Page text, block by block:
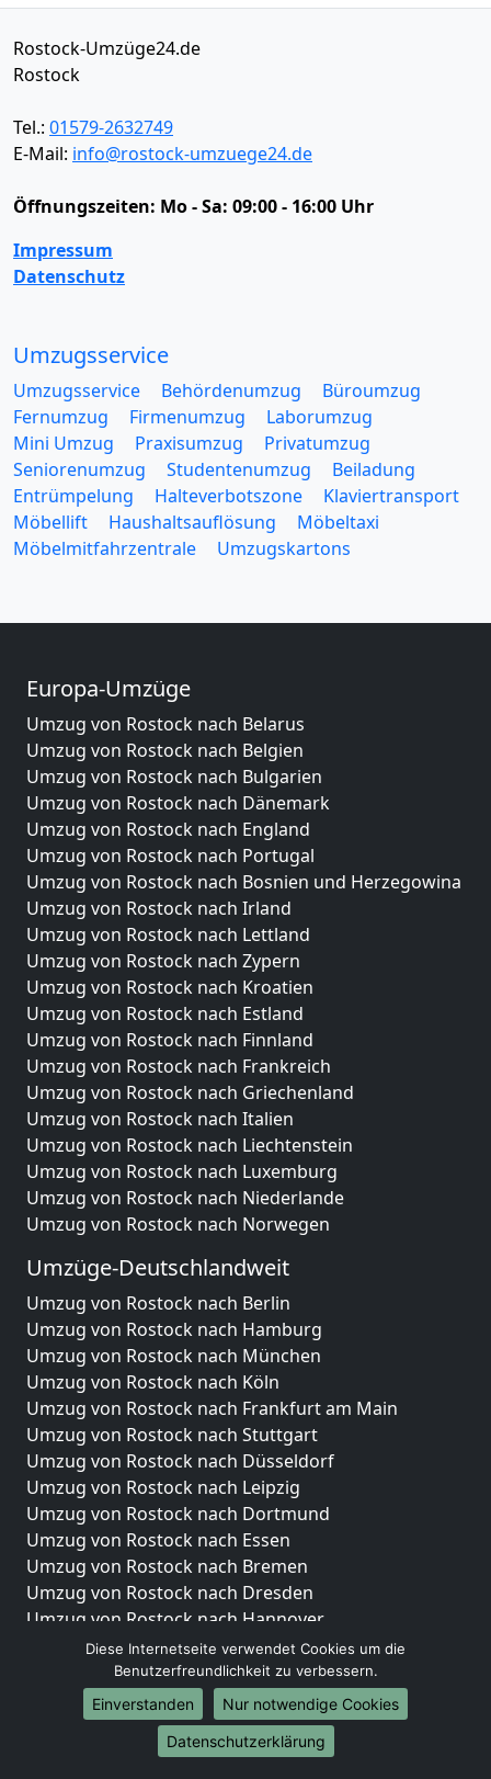
Rostock-Umzüge24.de
Rostock
Tel.: 01579-2632749
E-Mail: info@rostock-umzuege24.de
Öffnungszeiten: Mo - Sa: 09:00 - 16:00 Uhr
Impressum
Datenschutz
Umzugsservice
Umzugsservice Behördenumzug
Büroumzug
Fernumzug
Firmenumzug
Laborumzug
Mini Umzug
Praxisumzug
Privatumzug
Seniorenumzug
Studentenumzug
Beiladung
Entrümpelung
Halteverbotszone
Klaviertransport
Möbellift
Haushaltsauflösung
Möbeltaxi
Möbelmitfahrzentrale
Umzugskartons
Europa-Umzüge
Umzug von Rostock nach Belarus
Umzug von Rostock nach Belgien
Umzug von Rostock nach Bulgarien
Umzug von Rostock nach Dänemark
Umzug von Rostock nach England
Umzug von Rostock nach Portugal
Umzug von Rostock nach Bosnien und Herzegowina
Umzug von Rostock nach Irland
Umzug von Rostock nach Lettland
Umzug von Rostock nach Zypern
Umzug von Rostock nach Kroatien
Umzug von Rostock nach Estland
Umzug von Rostock nach Finnland
Umzug von Rostock nach Frankreich
Umzug von Rostock nach Griechenland
Umzug von Rostock nach Italien
Umzug von Rostock nach Liechtenstein
Umzug von Rostock nach Luxemburg
Umzug von Rostock nach Niederlande
Umzug von Rostock nach Norwegen
Umzüge-Deutschlandweit
Umzug von Rostock nach Berlin
Umzug von Rostock nach Hamburg
Umzug von Rostock nach München
Umzug von Rostock nach Köln
Umzug von Rostock nach Frankfurt am Main
Umzug von Rostock nach Stuttgart
Umzug von Rostock nach Düsseldorf
Umzug von Rostock nach Leipzig
Umzug von Rostock nach Dortmund
Umzug von Rostock nach Essen
Umzug von Rostock nach Bremen
Umzug von Rostock nach Dresden
Umzug von Rostock nach Hannover
Umzug von Rostock nach Nürnberg
Umzug von Rostock nach Duisburg
Umzug von Rostock nach Bochum
Umzug von Rostock nach Wuppertal
Umzug von Rostock nach Bielefeld
Diese Internetseite verwendet Cookies um die
Benutzerfreundlichkeit zu verbessern.
Einverstanden
Nur notwendige Cookies
Datenschutzerklärung